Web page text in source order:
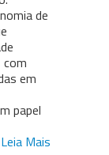
de
em
papel
Leia Mais